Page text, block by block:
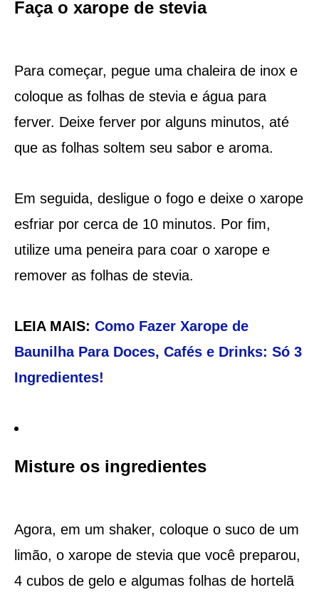
Faça o xarope de stevia
Para começar, pegue uma chaleira de inox e
coloque as folhas de stevia e água para
ferver. Deixe ferver por alguns minutos, até
que as folhas soltem seu sabor e aroma.
Em seguida, desligue o fogo e deixe o xarope
esfriar por cerca de 10 minutos. Por fim,
utilize uma peneira para coar o xarope e
remover as folhas de stevia.
LEIA MAIS: Como Fazer Xarope de
Baunilha Para Doces, Cafés e Drinks: Só 3
Ingredientes!
Misture os ingredientes
Agora, em um shaker, coloque o suco de um
limão, o xarope de stevia que você preparou,
4 cubos de gelo e algumas folhas de hortelã